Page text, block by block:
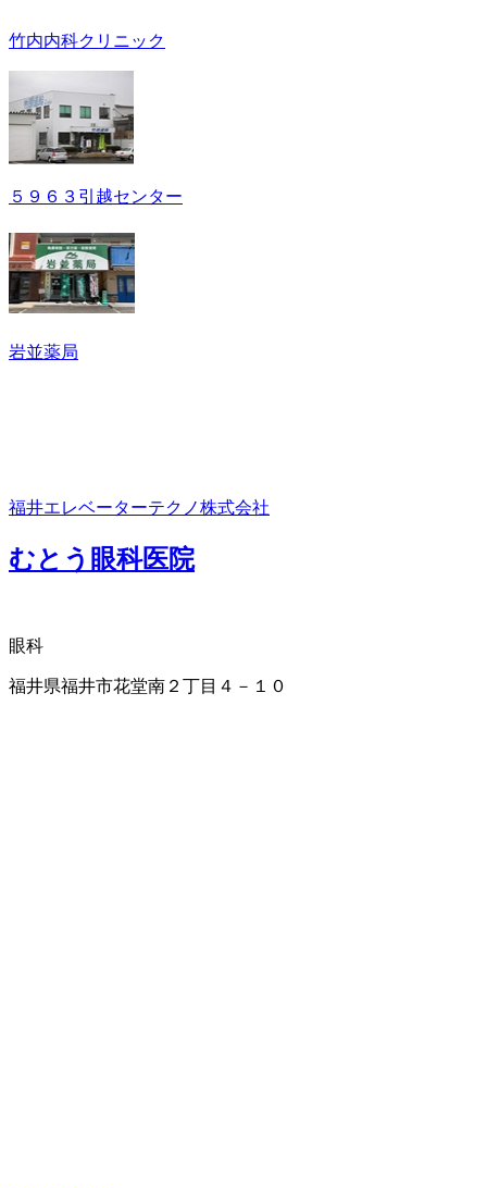
竹内内科クリニック
５９６３引越センター
岩並薬局
福井エレベーターテクノ株式会社
むとう眼科医院
眼科
福井県福井市花堂南２丁目４－１０